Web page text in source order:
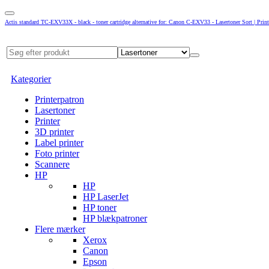
Actis standard TC-EXV33X - black - toner cartridge alternative for: Canon C-EXV33 - Lasertoner Sort |
Kategorier
Printerpatron
Lasertoner
Printer
3D printer
Label printer
Foto printer
Scannere
HP
HP
HP LaserJet
HP toner
HP blækpatroner
Flere mærker
Xerox
Canon
Epson